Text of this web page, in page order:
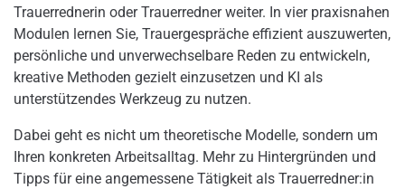
Trauerrednerin oder Trauerredner weiter. In vier praxisnahen
Modulen lernen Sie, Trauergespräche effizient auszuwerten,
persönliche und unverwechselbare Reden zu entwickeln,
kreative Methoden gezielt einzusetzen und KI als
unterstützendes Werkzeug zu nutzen.
Dabei geht es nicht um theoretische Modelle, sondern um
Ihren konkreten Arbeitsalltag. Mehr zu Hintergründen und
Tipps für eine angemessene Tätigkeit als Trauerredner:in